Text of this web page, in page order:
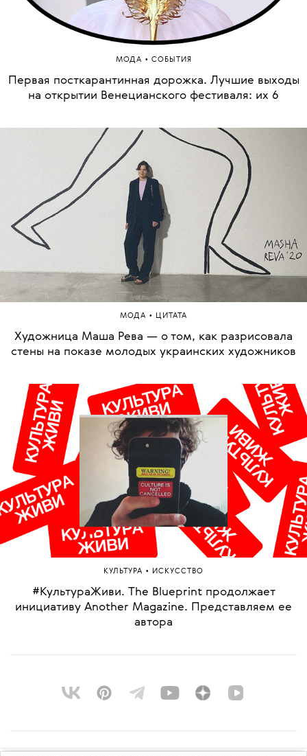
МОДА • СОБЫТИЯ
Первая посткарантинная дорожка. Лучшие выходы
на открытии Венецианского фестиваля: их 6
МОДА • ЦИТАТА
Художница Маша Рева — о том, как разрисовала
стены на показе молодых украинских художников
КУЛЬТУРА • ИСКУССТВО
#КультураЖиви. The Blueprint продолжает
инициативу Another Magazine. Представляем ее
автора
О ПРОЕКТЕ